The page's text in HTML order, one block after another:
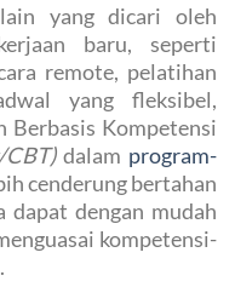
yang dicari oleh
baru, seperti
remote, pelatihan
yang fleksibel,
Berbasis Kompetensi
dalam program-
cenderung bertahan
dapat dengan mudah
kompetensi-